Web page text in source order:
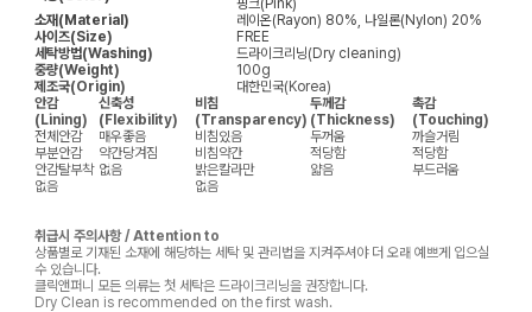
소재(Material)
레이온(Rayon) 80%, 나일론(Nylon) 20%
사이즈(Size)
FREE
세탁방법(Washing)
드라이크리닝(Dry cleaning)
중량(Weight)
100g
제조국(Origin)
대한민국(Korea)
안감
(Lining)
신축성
(Flexibility)
비침
(Transparency)
두께감
(Thickness)
촉감
(Touching)
전체안감
매우좋음 비침있음 두꺼움
까슬거림
부분안감
약간당겨짐 비침약간 적당함
적당함
안감탈부착 없음 밝은칼라만 얇음
부드러움
없음
없음
취급시 주의사항 / Attention to
상품별로 기재된 소재에 해당하는 세탁 및 관리법을 지켜주셔야 더 오래 예쁘게 입으실
수 있습니다.
클릭앤퍼니 모든 의류는 첫 세탁은 드라이크리닝을 권장합니다.
Dry Clean is recommended on the first wash.